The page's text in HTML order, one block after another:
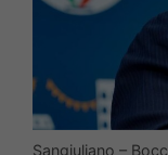
Sangiuliano –